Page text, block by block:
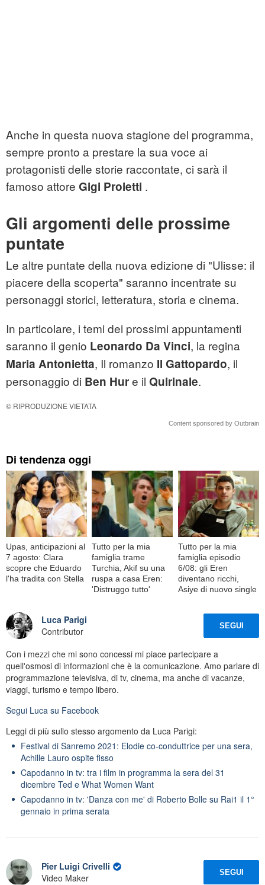
Anche in questa nuova stagione del programma,
sempre pronto a prestare la sua voce ai
protagonisti delle storie raccontate, ci sarà il
famoso attore Gigi Proietti .
Gli argomenti delle prossime
puntate
Le altre puntate della nuova edizione di "Ulisse: il
piacere della scoperta" saranno incentrate su
personaggi storici, letteratura, storia e cinema.
In particolare, i temi dei prossimi appuntamenti
saranno il genio Leonardo Da Vinci, la regina
Maria Antonietta, Il romanzo Il Gattopardo, il
personaggio di Ben Hure il Quirinale.
© RIPRODUZIONE VIETATA
Content sponsored by Outbrain
Di tendenza oggi
Upas, anticipazioni al
7 agosto: Clara
scopre che Eduardo
l'ha tradita con Stella
Tutto per la mia
famiglia trame
Turchia, Akif su una
ruspa a casa Eren:
'Distruggo tutto'
Tutto per la mia
famiglia episodio
6/08: gli Eren
diventano ricchi,
Asiye di nuovo single
Luca Parigi
Contributor
SEGUI
Con i mezzi che mi sono concessi mi piace partecipare a
quell'osmosi di informazioni che è la comunicazione. Amo parlare di
programmazione televisiva, di tv, cinema, ma anche di vacanze,
viaggi, turismo e tempo libero.
Segui Luca su Facebook
Leggi di più sullo stesso argomento da Luca Parigi:
Festival di Sanremo 2021: Elodie co-conduttrice per una sera,
Achille Lauro ospite fisso
Capodanno in tv: tra i film in programma la sera del 31
dicembre Ted e What Women Want
Capodanno in tv: 'Danza con me' di Roberto Bolle su Rai1 il 1°
gennaio in prima serata
Pier Luigi Crivelli
Video Maker
SEGUI